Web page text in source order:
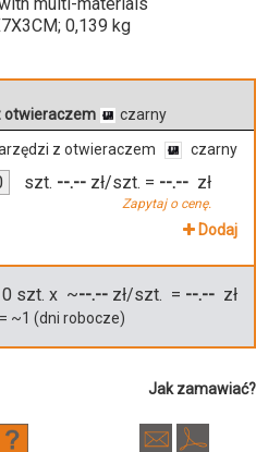
0,139 kg
otwieraczem
czarny
z otwieraczem czarny
szt. --.-- zł/szt.
Zapytaj o cenę.
= --.-- zł
Dodaj
0 szt. x ~--.-- zł/szt. = --.-- zł
= ~1 (dni robocze)
Jak zamawiać?